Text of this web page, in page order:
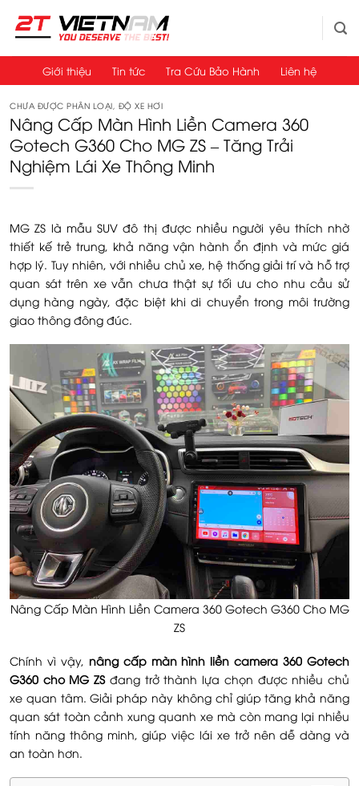
qua
Giới thiệu Tin tức Tra Cứu Bảo Hành Liên hệ
CHƯA ĐƯỢC PHÂN LOẠI, ĐỘ XE HƠI
Nâng Cấp Màn Hình Liền Camera 360
Gotech G360 Cho MG ZS – Tăng Trải
Nghiệm Lái Xe Thông Minh
MG ZS là mẫu SUV đô thị được nhiều người yêu thích nhờ
thiết kế trẻ trung, khả năng vận hành ổn định và mức giá
hợp lý. Tuy nhiên, với nhiều chủ xe, hệ thống giải trí và hỗ trợ
quan sát trên xe vẫn chưa thật sự tối ưu cho nhu cầu sử
dụng hàng ngày, đặc biệt khi di chuyển trong môi trường
giao thông đông đúc.
Nâng Cấp Màn Hình Liền Camera 360 Gotech G360 Cho MG
ZS
Chính vì vậy, nâng cấp màn hình liền camera 360 Gotech
G360 cho MG ZSđang trở thành lựa chọn được nhiều chủ
xe quan tâm. Giải pháp này không chỉ giúp tăng khả năng
quan sát toàn cảnh xung quanh xe mà còn mang lại nhiều
tính năng thông minh, giúp việc lái xe trở nên dễ dàng và
an toàn hơn.